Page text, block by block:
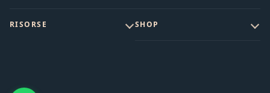
RISORSE SHOP